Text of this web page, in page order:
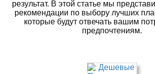
результат. В этой статье мы
рекомендации по выбору лучших
которые будут отвечать вашим
предпочтениям.